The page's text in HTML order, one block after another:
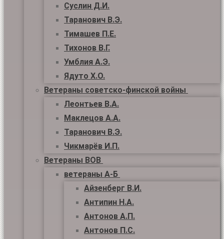
Суслин Д.И.
Таранович В.Э.
Тимашев П.Е.
Тихонов В.Г.
Умблия А.Э.
Ядуто Х.О.
Ветераны советско-финской войны
Леонтьев В.А.
Маклецов А.А.
Таранович В.Э.
Чикмарёв И.П.
Ветераны ВОВ
ветераны А-Б
Айзенберг В.И.
Антипин Н.А.
Антонов А.П.
Антонов П.С.